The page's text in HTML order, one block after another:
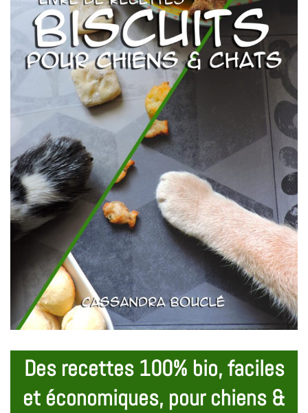
Des recettes 100% bio, faciles
et économiques, pour chiens &